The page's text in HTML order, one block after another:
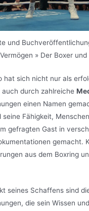
und
» Der Boxer und
hat sich nicht nur als
auch durch zahlreiche
einen Namen
Fähigkeit,
gefragten Gast in
gemacht.
aus dem Boxring
seines Schaffens sind
die sein Wissen